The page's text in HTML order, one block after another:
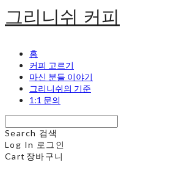
그리니쉬 커피
홈
커피 고르기
마신 분들 이야기
그리니쉬의 기준
1:1 문의
Search 검색
Log In 로그인
Cart 장바구니